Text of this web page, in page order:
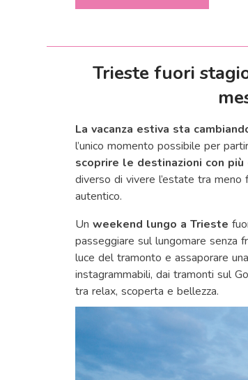
Trieste fuori
La vacanza estiva sta
l’unico momento possibile per
scoprire le destinazioni con più
diverso di vivere l’estate tra
autentico.
Un weekend lungo a Trieste
passeggiare sul lungomare senza
luce del tramonto e assaporare
instagrammabili, dai tramonti sul
tra relax, scoperta e bellezza.